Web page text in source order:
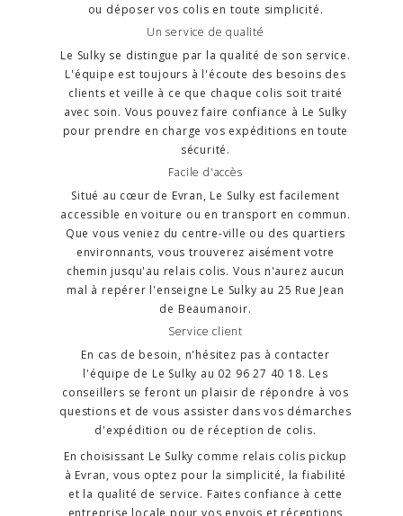
ou déposer vos colis en toute simplicité.
Un service de qualité
Le Sulky se distingue par la qualité de son service.
L'équipe est toujours à l'écoute des besoins des
clients et veille à ce que chaque colis soit traité
avec soin. Vous pouvez faire confiance à Le Sulky
pour prendre en charge vos expéditions en toute
sécurité.
Facile d'accès
Situé au cœur de Evran, Le Sulky est facilement
accessible en voiture ou en transport en commun.
Que vous veniez du centre-ville ou des quartiers
environnants, vous trouverez aisément votre
chemin jusqu'au relais colis. Vous n'aurez aucun
mal à repérer l'enseigne Le Sulky au 25 Rue Jean
de Beaumanoir.
Service client
En cas de besoin, n'hésitez pas à contacter
l'équipe de Le Sulky au 02 96 27 40 18. Les
conseillers se feront un plaisir de répondre à vos
questions et de vous assister dans vos démarches
d'expédition ou de réception de colis.
En choisissant Le Sulky comme relais colis pickup
à Evran, vous optez pour la simplicité, la fiabilité
et la qualité de service. Faites confiance à cette